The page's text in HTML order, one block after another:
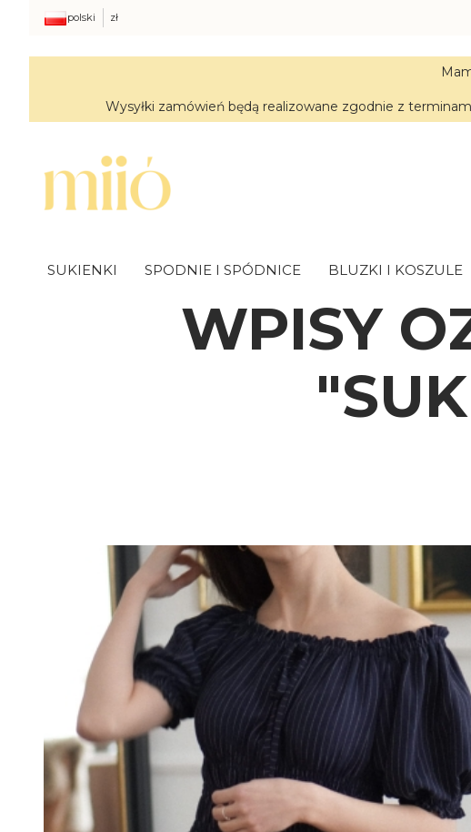
polski zł
Wysyłki zamówień będą realizowane zgodnie z
SUKIENKI SPODNIE I SPÓDNICE BLUZKI I KOSZULE
WPISY